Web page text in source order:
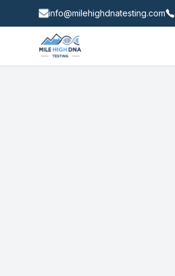
info@milehighdnatesting.com